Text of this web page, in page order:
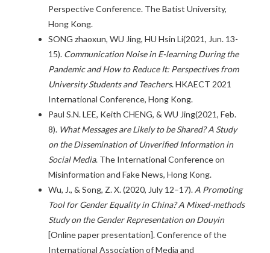
Perspective Conference. The Batist University,
Hong Kong.
SONG zhaoxun, WU Jing, HU Hsin Li(2021, Jun. 13-
15). Communication Noise in E-learning During the
Pandemic and How to Reduce It: Perspectives from
University Students and Teachers. HKAECT 2021
International Conference, Hong Kong.
Paul S.N. LEE, Keith CHENG, & WU Jing(2021, Feb.
8). What Messages are Likely to be Shared? A Study
on the Dissemination of Unverified Information in
Social Media. The International Conference on
Misinformation and Fake News, Hong Kong.
Wu, J., & Song, Z. X. (2020, July 12–17). A Promoting
Tool for Gender Equality in China? A Mixed-methods
Study on the Gender Representation on Douyin
[Online paper presentation]. Conference of the
International Association of Media and